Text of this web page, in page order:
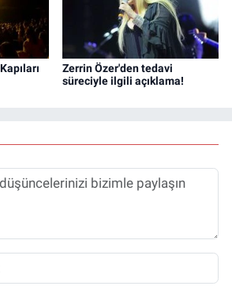
Zerrin Özer'den tedavi
süreciyle ilgili açıklama!